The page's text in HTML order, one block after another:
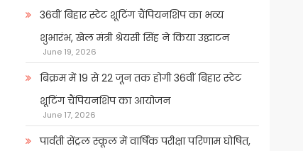
36वीं बिहार स्टेट शूटिंग चैंपियनशिप का भव्य
शुभारंभ, खेल मंत्री श्रेयसी सिंह ने किया उद्घाटन
June 19, 2026
बिक्रम में 19 से 22 जून तक होगी 36वीं बिहार स्टेट
शूटिंग चैंपियनशिप का आयोजन
June 17, 2026
पार्वती सेंट्रल स्कूल में वार्षिक परीक्षा परिणाम घोषित,